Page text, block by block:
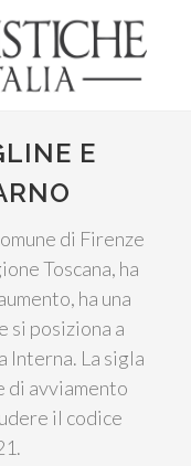
E
di Firenze
Toscana, ha
ha una
e si posiziona a
Interna. La sigla
di avviamento
il codice